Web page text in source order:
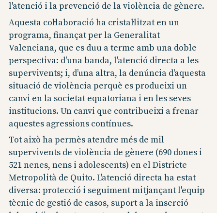
l'atenció i la prevenció de la violència de gènere.
Aquesta col·laboració ha cristal·litzat en un
programa, finançat per la Generalitat
Valenciana, que es duu a terme amb una doble
perspectiva: d'una banda, l'atenció directa a les
supervivents; i, d’una altra, la denúncia d'aquesta
situació de violència perquè es produeixi un
canvi en la societat equatoriana i en les seves
institucions. Un canvi que contribueixi a frenar
aquestes agressions contínues.
Tot això ha permès atendre més de mil
supervivents de violència de gènere (690 dones i
521 nenes, nens i adolescents) en el Districte
Metropolità de Quito. L'atenció directa ha estat
diversa: protecció i seguiment mitjançant l'equip
tècnic de gestió de casos, suport a la inserció